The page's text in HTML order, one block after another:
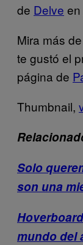
de Delve en
Mira más
te gustó el
página de
Thumbnail,
Solo
son una
mundo del